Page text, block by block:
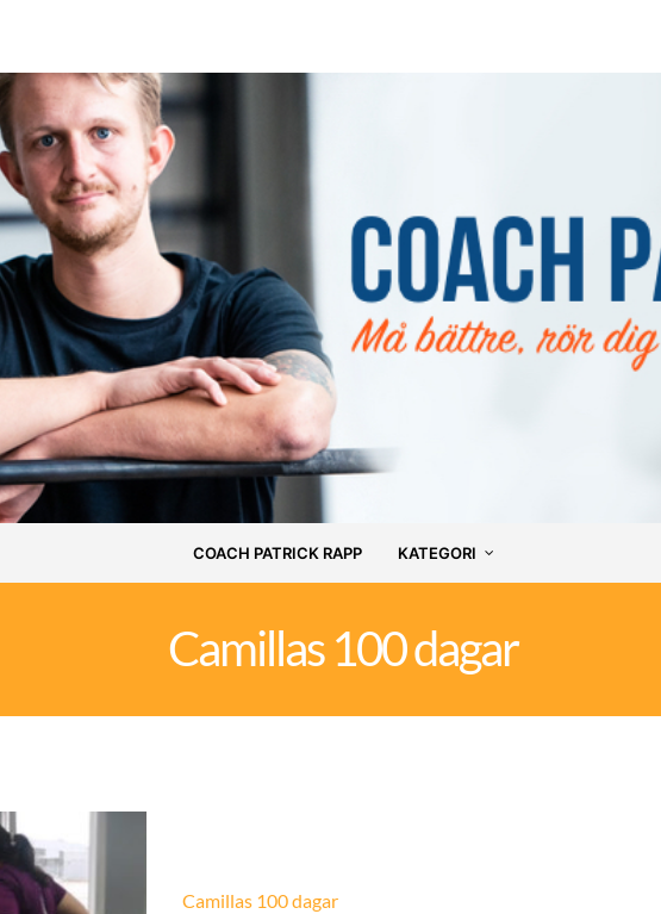
COACH PATRICK RAPP KATEGORI
Camillas 100 dagar
Camillas 100 dagar